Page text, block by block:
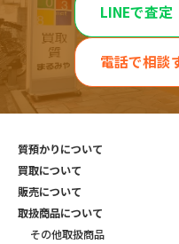
LINEで査定
電話で相談
質預かりについて
買取について
販売について
取扱商品について
その他取扱商品